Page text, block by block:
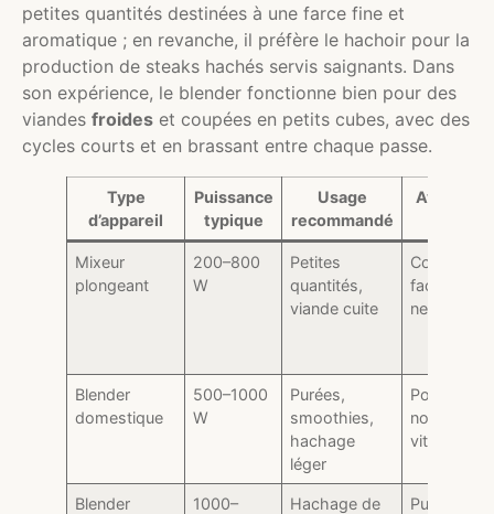
petites quantités destinées à une farce fine et
aromatique ; en revanche, il préfère le hachoir pour la
production de steaks hachés servis saignants. Dans
son expérience, le blender fonctionne bien pour des
viandes froides et coupées en petits cubes, avec des
cycles courts et en brassant entre chaque passe.
Type
d’appareil
Puissance
typique
Usage
recommandé
Mixeur
plongeant
200–800
W
Petites
quantités,
viande cuite
Compact,
facile à
nettoyer
Blender
domestique
500–1000
W
Purées,
smoothies,
hachage
léger
Polyvalent,
vitesses
Blender
1000–
Hachage de
Puissance,